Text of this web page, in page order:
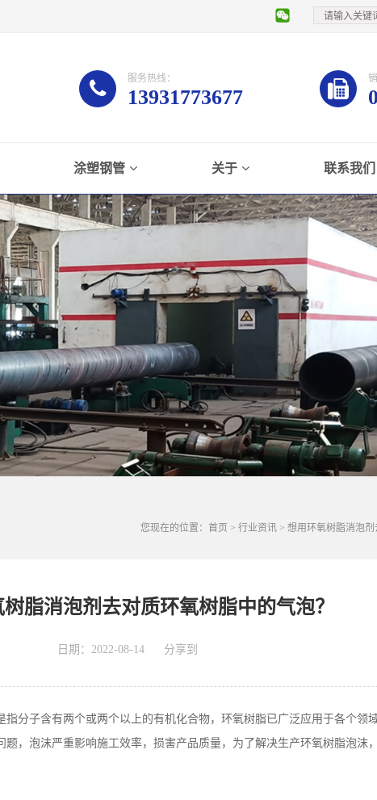
服务热线：
13931773677
涂塑钢管 关于 联系我们
您现在的位置： 首页 > 行业资讯 > 想用环氧树脂消泡剂
脂消泡剂去对质环氧树脂中的气泡？
日期：2022-08-14 分享到
分子含有两个或两个以上的有机化合物，环氧树脂已广泛应用于各个领
题，泡沫严重影响施工效率，损害产品质量，为了解决生产环氧树脂泡沫